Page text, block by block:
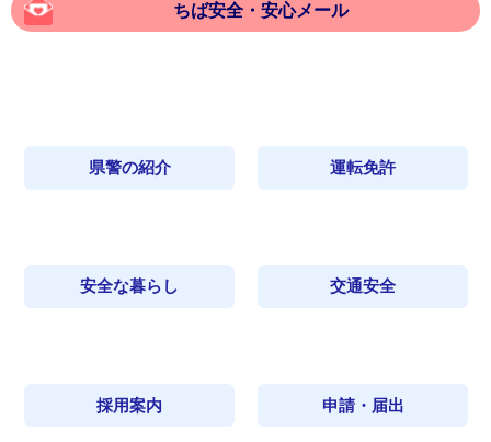
ちば安全・安心メール
県警の紹介 運転免許
安全な暮らし 交通安全
採用案内 申請・届出